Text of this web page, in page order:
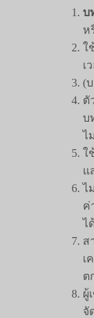
บ
ห
ใ
เ
(
ตั
บ
ไ
ใ
แ
ไ
ค่
ไ
ส
เ
ต
ผู้
จั